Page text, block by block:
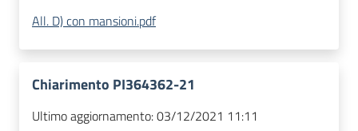
All. D) con mansioni.pdf
Chiarimento PI364362-21
Ultimo aggiornamento:03/12/2021 11:11